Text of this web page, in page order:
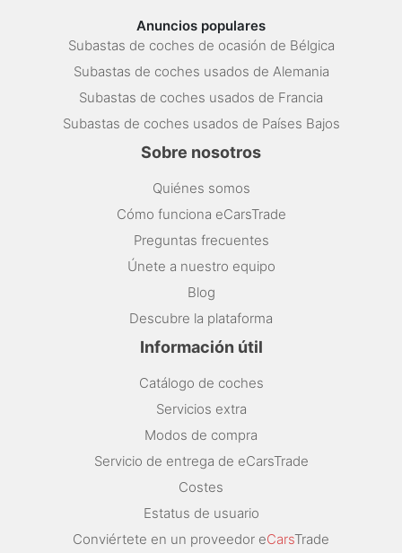
Anuncios populares
Subastas de coches de ocasión de Bélgica
Subastas de coches usados de Alemania
Subastas de coches usados de Francia
Subastas de coches usados de Países Bajos
Sobre nosotros
Quiénes somos
Cómo funciona eCarsTrade
Preguntas frecuentes
Únete a nuestro equipo
Blog
Descubre la plataforma
Información útil
Catálogo de coches
Servicios extra
Modos de compra
Servicio de entrega de eCarsTrade
Costes
Estatus de usuario
Conviértete en un proveedor eCarsTrade